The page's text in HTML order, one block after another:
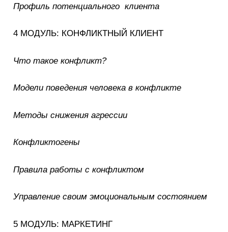
Профиль потенциального клиента
4 МОДУЛЬ: КОНФЛИКТНЫЙ КЛИЕНТ
Что такое конфликт?
Модели поведения человека в конфликте
Методы снижения агрессии
Конфликтогены
Правила работы с конфликтом
Управление своим эмоциональным состоянием
5 МОДУЛЬ: МАРКЕТИНГ